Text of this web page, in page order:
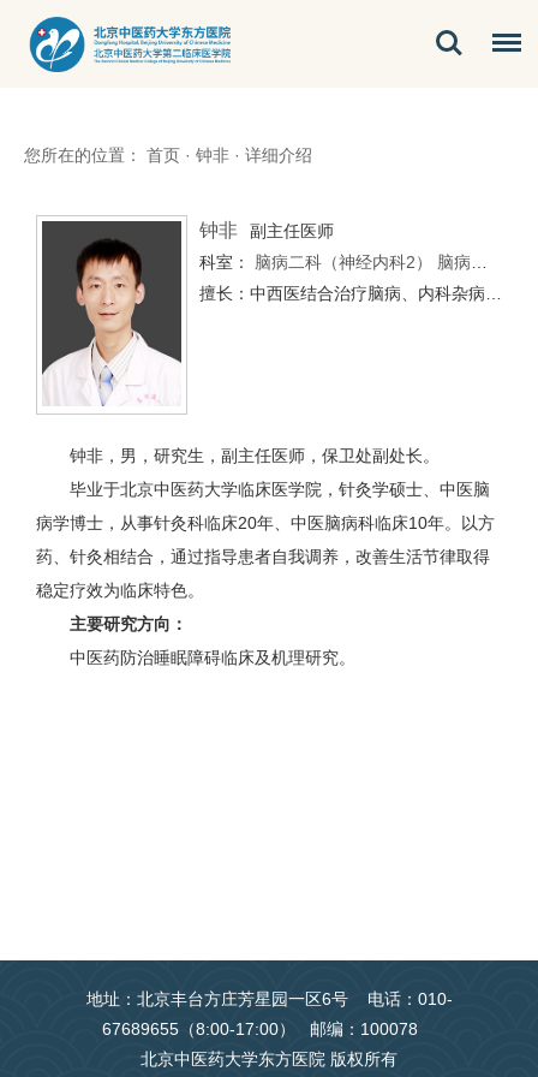
您所在的位置： 首页 · 钟非 · 详细介绍
钟非
副主任医师
科室：
脑病二科（神经内科2）
脑病二科（神经内科2）（经开区）
钟非，男，研究生，副主任医师，保卫处副处长。
毕业于北京中医药大学临床医学院，针灸学硕士、中医脑
病学博士，从事针灸科临床20年、中医脑病科临床10年。以方
药、针灸相结合，通过指导患者自我调养，改善生活节律取得
稳定疗效为临床特色。
主要研究方向：
中医药防治睡眠障碍临床及机理研究。
地址：北京丰台方庄芳星园一区6号 电话：010-
67689655（8:00-17:00） 邮编：100078
北京中医药大学东方医院 版权所有